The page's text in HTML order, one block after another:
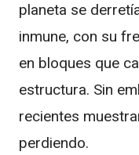
planeta se
inmune, con su
en bloques que
estructura. Sin
recientes
perdiendo.